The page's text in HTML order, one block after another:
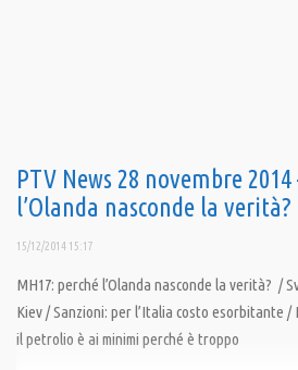
PTV News 28 novembre
l’Olanda nasconde la verità?
15/12/2014 15:17
MH17: perché l’Olanda nasconde la verità? /
Kiev / Sanzioni: per l’Italia costo esorbitante
il petrolio è ai minimi perché è troppo